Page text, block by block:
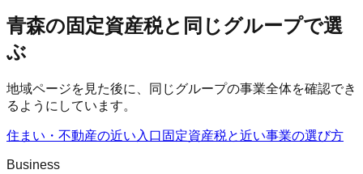
青森の固定資産税と同じグループで選
ぶ
地域ページを見た後に、同じグループの事業全体を確認でき
るようにしています。
住まい・不動産の近い入口 固定資産税と近い事業の選び方
Business